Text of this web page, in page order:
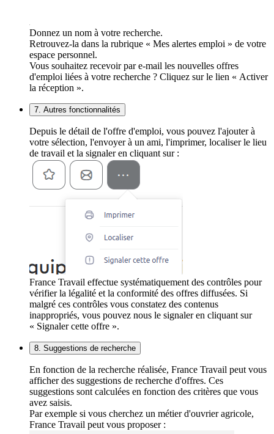
Donnez un nom à votre recherche.
Retrouvez-la dans la rubrique « Mes alertes emploi » de votre
espace personnel.
Vous souhaitez recevoir par e-mail les nouvelles offres
d'emploi liées à votre recherche ? Cliquez sur le lien « Activer
la réception ».
7. Autres fonctionnalités
Depuis le détail de l'offre d'emploi, vous pouvez l'ajouter à
votre sélection, l'envoyer à un ami, l'imprimer, localiser le lieu
de travail et la signaler en cliquant sur :
France Travail effectue systématiquement des contrôles pour
vérifier la légalité et la conformité des offres diffusées. Si
malgré ces contrôles vous constatez des contenus
inappropriés, vous pouvez nous le signaler en cliquant sur
« Signaler cette offre ».
8. Suggestions de recherche
En fonction de la recherche réalisée, France Travail peut vous
afficher des suggestions de recherche d'offres. Ces
suggestions sont calculées en fonction des critères que vous
avez saisis.
Par exemple si vous cherchez un métier d'ouvrier agricole,
France Travail peut vous proposer :